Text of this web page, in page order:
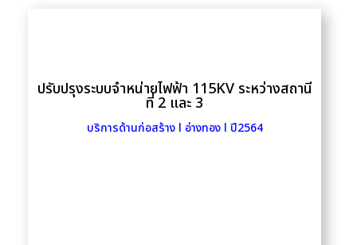
ปรับปรุงระบบจำหน่ายไฟฟ้า 115KV ระหว่างสถานี
ที่ 2 และ 3
บริการด้านก่อสร้าง l อ่างทอง l ปี2564